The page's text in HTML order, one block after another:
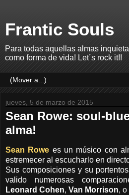
Frantic Souls
Para todas aquellas almas
como forma de vida! Let´s rock it!!
jueves, 5 de marzo de 2015
Sean Rowe: soul-
alma!
Sean Rowe es un músico con
estremecer al escucharlo en
Sus composiciones y su
valido numerosas
Leonard Cohen, Van Morrison, o